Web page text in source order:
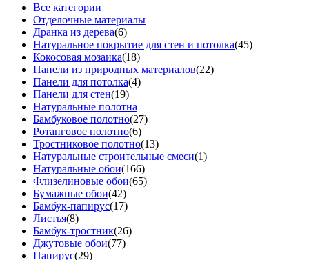
Все категории
Отделочные материалы
Дранка из дерева(6)
Натуральное покрытие для стен и потолка(45)
Кокосовая мозаика(18)
Панели из природных материалов(22)
Панели для потолка(4)
Панели для стен(19)
Натуральные полотна
Бамбуковое полотно(27)
Ротанговое полотно(6)
Тростниковое полотно(13)
Натуральные строительные смеси(1)
Натуральные обои(166)
Флизелиновые обои(65)
Бумажные обои(42)
Бамбук-папирус(17)
Листья(8)
Бамбук-тростник(26)
Джутовые обои(77)
Папирус(29)